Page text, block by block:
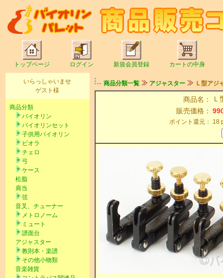
トップページ ログイン 新規会員登録 カートの中身
いらっしゃいませ
ゲスト様
商品分類
バイオリン
バイオリンセット
子供用バイオリン
ビオラ
チェロ
弓
ケース
松脂
肩当
弦
音叉、チューナー
メトロノーム
ミュート
譜面台
アジャスター
教則本・楽譜
その他小物類
音楽雑貨
商品分類一覧 アジャスター Ｌ型アジ
商品名：
Ｌ
販売価格：
ポイント還元： 18